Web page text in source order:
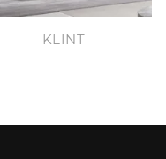
KLINT